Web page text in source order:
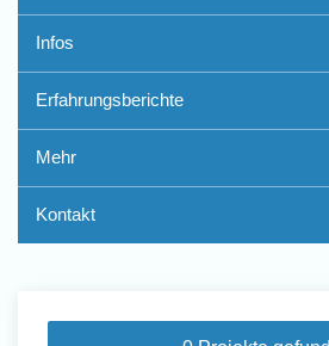
Freiwilligenarbeit
-
Infos
Erfahrungsberichte
Mehr
Kontakt